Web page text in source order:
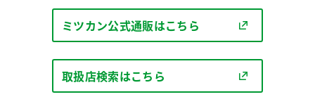
スープ 中華
お酢ドリンク
ミツカングループについて
企業理念
ミツカンを知る
環境への取り組み
採用情報
ミツカン公式通販はこちら
取扱店検索はこちら